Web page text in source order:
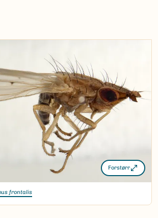
Ingen
23325
flere detaljer
(Ekstern lenke)
Forstørr
frontalis